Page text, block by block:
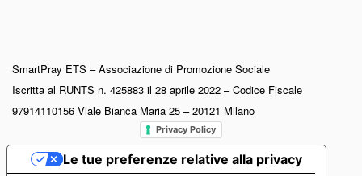
SmartPray ETS – Associazione di Promozione Sociale
Iscritta al RUNTS n. 425883 il 28 aprile 2022 – Codice Fiscale
97914110156 Viale Bianca Maria 25 – 20121 Milano
Privacy Policy
Le tue preferenze relative alla privacy